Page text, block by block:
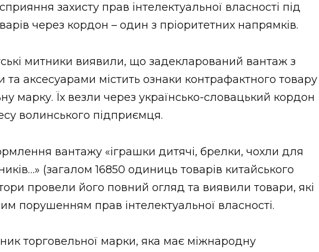
захисту прав інтелектуальної власності під
через кордон – один з пріоритетних напрямків.
митники виявили, що задекларований вантаж з
аксесуарами містить ознаки контрафактного товару
марку. Їх везли через українсько-словацький кордон
волинського підприємця.
вантажу «іграшки дитячі, брелки, чохли для
(загалом 16850 одиниць товарів китайського
провели його повний огляд та виявили товари, які
порушенням прав інтелектуальної власності.
торговельної марки, яка має міжнародну